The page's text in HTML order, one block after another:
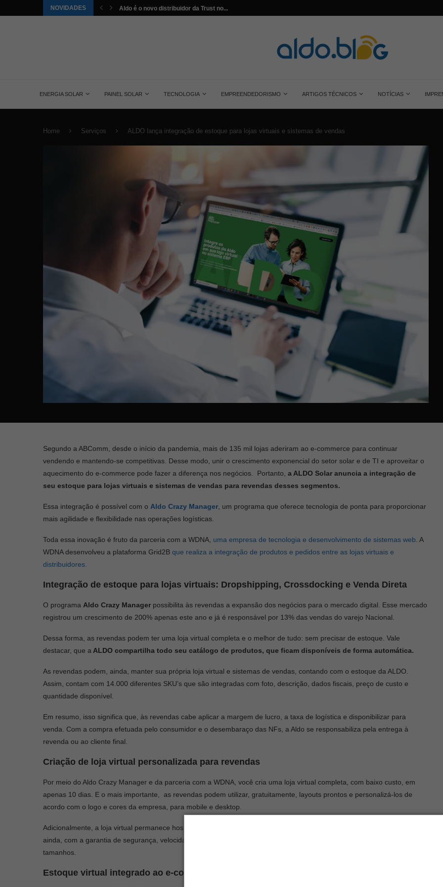
NOVIDADES
ENERGIA SOLAR PAINEL SOLAR TECNOLOGIA EMPREENDEDORISMO ARTIGOS TÉCNICOS NOTÍCIAS
Home Serviços ALDO lança integração de estoque para lojas virtuais e sistemas de vendas
Segundo a ABComm, desde o início da pandemia, mais de 135 mil lojas aderiram ao e-commerce para continuar
vendendo e mantendo-se competitivas. Desse modo, unir o crescimento exponencial do setor solar e de TI e aproveitar o
aquecimento do e-commerce pode fazer a diferença nos negócios. Portanto, a ALDO Solar anuncia a integração de
seu estoque para lojas virtuais e sistemas de vendas para revendas desses segmentos.
Essa integração é possível com o Aldo Crazy Manager , um programa que oferece tecnologia de ponta para proporcionar
mais agilidade e flexibilidade nas operações logísticas.
Toda essa inovação é fruto da parceria com a WDNA, uma empresa de tecnologia e desenvolvimento de sistemas web . A
WDNA desenvolveu a plataforma Grid2B que realiza a integração de produtos e pedidos entre as lojas virtuais e
distribuidores.
Integração de estoque para lojas virtuais: Dropshipping, Crossdocking e Venda Direta
O programa Aldo Crazy Manager possibilita às revendas a expansão dos negócios para o mercado digital. Esse mercado
registrou um crescimento de 200% apenas este ano e já é responsável por 13% das vendas do varejo Nacional.
Dessa forma, as revendas podem ter uma loja virtual completa e o melhor de tudo: sem precisar de estoque. Vale
destacar, que a ALDO compartilha todo seu catálogo de produtos, que ficam disponíveis de forma automática.
As revendas podem, ainda, manter sua própria loja virtual e sistemas de vendas, contando com o estoque da ALDO.
Assim, contam com 14.000 diferentes SKU’s que são integradas com foto, descrição, dados fiscais, preço de custo e
quantidade disponível.
Em resumo, isso significa que, às revendas cabe aplicar a margem de lucro, a taxa de logística e disponibilizar para
venda. Com a compra efetuada pelo consumidor e o desembaraço das NFs, a Aldo se responsabiliza pela entrega à
revenda ou ao cliente final.
Criação de loja virtual personalizada para revendas
Por meio do Aldo Crazy Manager e da parceria com a WDNA, você cria uma loja virtual completa, com baixo custo, em
apenas 10 dias. E o mais importante, as revendas podem utilizar, gratuitamente, layouts prontos e personalizá-los de
acordo com o logo e cores da empresa, para mobile e desktop.
Adicionalmente, a loja virtual permanece hospedada em servidores AWS (Amazon Web Service) de alto desempenho. E,
ainda, com a garantia de segurança, velocidade, escalabilidade e tecnologia de ponta para negócios de todos os
tamanhos.
Estoque virtual integrado ao e-commerce